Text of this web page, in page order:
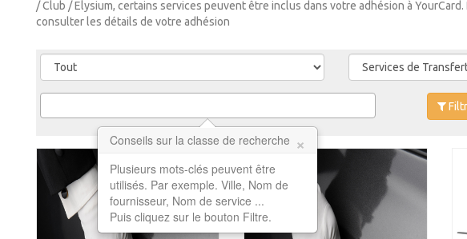
/ Club / Elysium, certains services peuvent être inclus dans votre adhésion à YourCard.
consulter les détails de votre adhésion
Conseils sur la classe de recherche ×
Plusieurs mots-clés peuvent être
utilisés. Par exemple. Ville, Nom de
fournisseur, Nom de service ...
Puis cliquez sur le bouton Filtre.